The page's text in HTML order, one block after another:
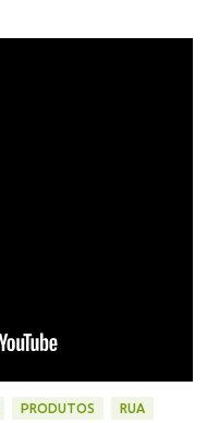
PRODUTOS RUA